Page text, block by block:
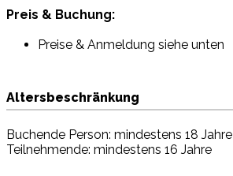
Preis & Buchung:
Preise & Anmeldung siehe unten
Altersbeschränkung
Buchende Person: mindestens 18 Jahre
Teilnehmende: mindestens 16 Jahre